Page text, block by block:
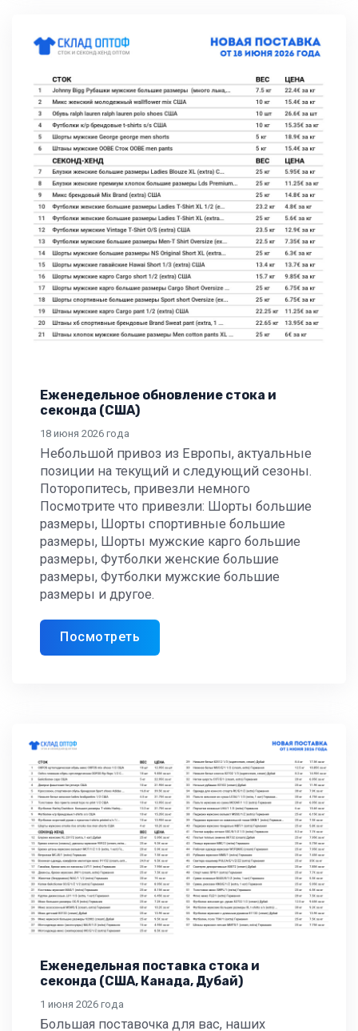
Еженедельное обновление стока и
секонда (США)
18 июня 2026 года
Небольшой привоз из Европы, актуальные
позиции на текущий и следующий сезоны.
Поторопитесь, привезли немного
Посмотрите что привезли: Шорты большие
размеры, Шорты спортивные большие
размеры, Шорты мужские карго большие
размеры, Футболки женские большие
размеры, Футболки мужские большие
размеры и другое.
Посмотреть
Еженедельная поставка стока и
секонда (США, Канада, Дубай)
1 июня 2026 года
Большая поставочка для вас, наших